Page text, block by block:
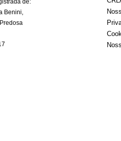
Benini,